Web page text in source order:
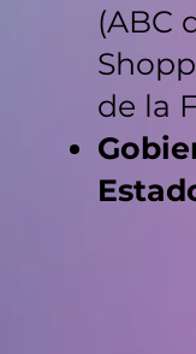
(ABC
de la